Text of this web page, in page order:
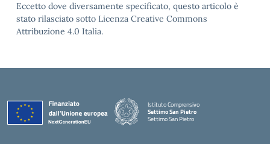
Eccetto dove diversamente specificato, questo articolo è
stato rilasciato sotto Licenza Creative Commons
Attribuzione 4.0 Italia.
Istituto Comprensivo
Settimo San Pietro
Settimo San Pietro